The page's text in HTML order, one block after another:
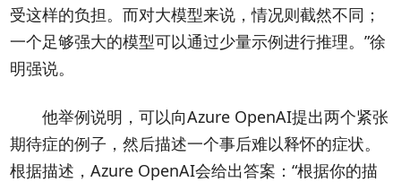
受这样的负担。而对大模型来说，情况则截然不同；
一个足够强大的模型可以通过少量示例进行推理。”徐
明强说。
他举例说明，可以向Azure OpenAI提出两个紧张
期待症的例子，然后描述一个事后难以释怀的症状。
根据描述，Azure OpenAI会给出答案：“根据你的描